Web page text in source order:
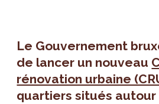
Le Gouvernement
de lancer un nouveau
rénovation urbaine
quartiers situés